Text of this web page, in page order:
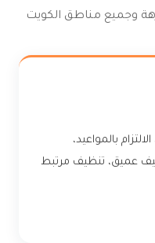
بالمواعيد،
عميق، تنظيف مرتبط